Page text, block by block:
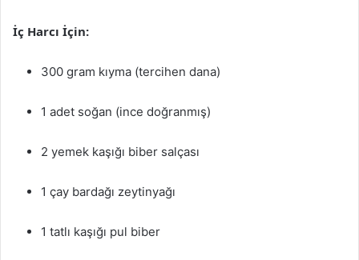
İç Harcı İçin:
300 gram kıyma (tercihen dana)
1 adet soğan (ince doğranmış)
2 yemek kaşığı biber salçası
1 çay bardağı zeytinyağı
1 tatlı kaşığı pul biber